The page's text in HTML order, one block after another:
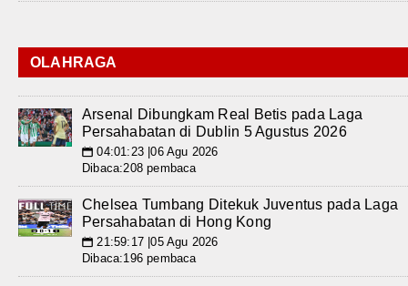
OLAHRAGA
Arsenal Dibungkam Real Betis pada Laga
Persahabatan di Dublin 5 Agustus 2026
📅 04:01:23 |06 Agu 2026
Dibaca:208 pembaca
Chelsea Tumbang Ditekuk Juventus pada Laga
Persahabatan di Hong Kong
📅 21:59:17 |05 Agu 2026
Dibaca:196 pembaca